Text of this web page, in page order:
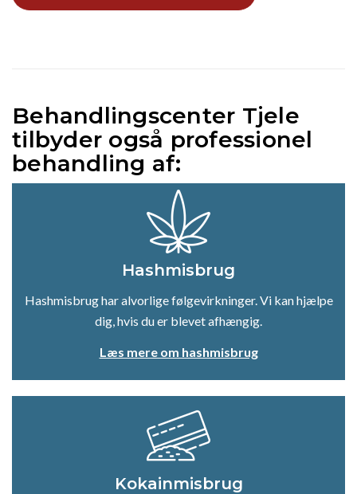
Behandlingscenter Tjele
tilbyder også professionel
behandling af:
Hashmisbrug
Hashmisbrug har alvorlige følgevirkninger. Vi kan hjælpe
dig, hvis du er blevet afhængig.
Læs mere om hashmisbrug
Kokainmisbrug